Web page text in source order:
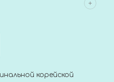
корейской